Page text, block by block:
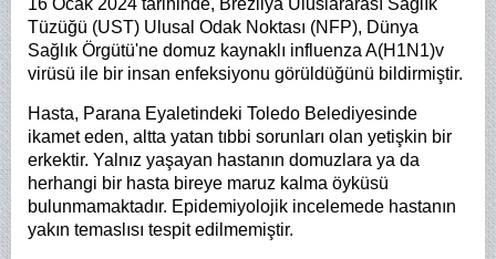
16 Ocak 2024 tarihinde, Brezilya Uluslararası Sağlık
Tüzüğü (UST) Ulusal Odak Noktası (NFP), Dünya
Sağlık Örgütü'ne domuz kaynaklı influenza A(H1N1)v
virüsü ile bir insan enfeksiyonu görüldüğünü bildirmiştir.
Hasta, Parana Eyaletindeki Toledo Belediyesinde
ikamet eden, altta yatan tıbbi sorunları olan yetişkin bir
erkektir. Yalnız yaşayan hastanın domuzlara ya da
herhangi bir hasta bireye maruz kalma öyküsü
bulunmamaktadır. Epidemiyolojik incelemede hastanın
yakın temaslısı tespit edilmemiştir.